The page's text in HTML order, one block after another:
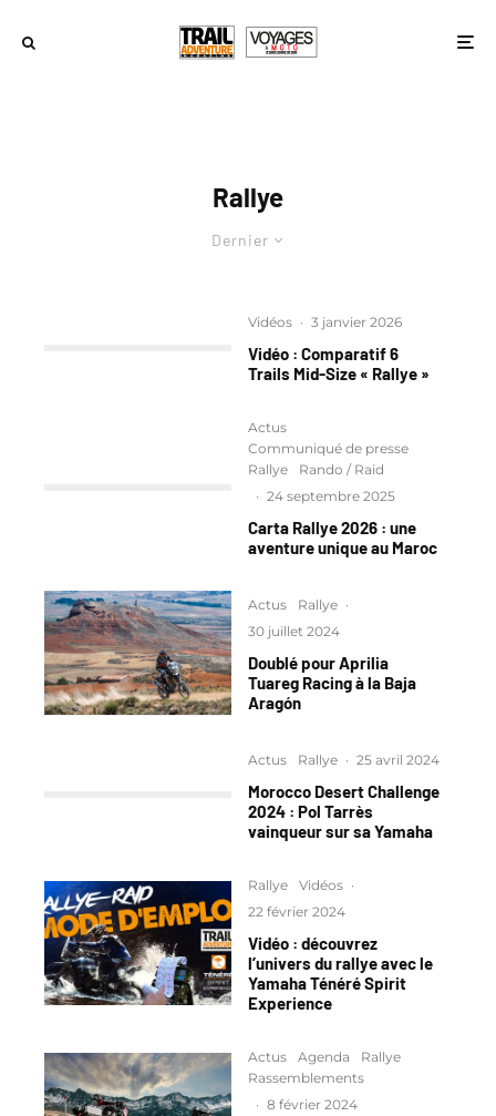
Rallye
Dernier
Vidéos · 3 janvier 2026
Vidéo : Comparatif 6
Trails Mid-Size « Rallye »
Actus
Communiqué de presse
Rallye
Rando / Raid
· 24 septembre 2025
Carta Rallye 2026 : une
aventure unique au Maroc
Actus Rallye ·
30 juillet 2024
Doublé pour Aprilia
Tuareg Racing à la Baja
Aragón
Actus Rallye · 25 avril 2024
Morocco Desert Challenge
2024 : Pol Tarrès
vainqueur sur sa Yamaha
Rallye Vidéos ·
22 février 2024
Vidéo : découvrez
l’univers du rallye avec le
Yamaha Ténéré Spirit
Experience
Actus Agenda
Rallye
Rassemblements
· 8 février 2024